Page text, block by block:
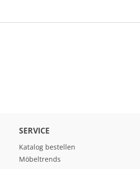
SERVICE
Katalog bestellen
Möbeltrends